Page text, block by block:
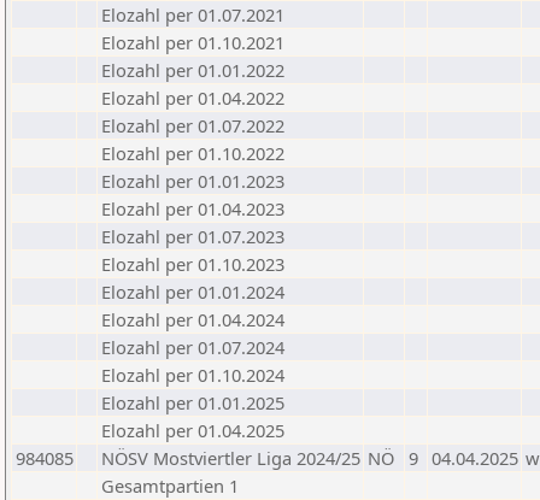
Elozahl per 01.07.2021
Elozahl per 01.10.2021
Elozahl per 01.01.2022
Elozahl per 01.04.2022
Elozahl per 01.07.2022
Elozahl per 01.10.2022
Elozahl per 01.01.2023
Elozahl per 01.04.2023
Elozahl per 01.07.2023
Elozahl per 01.10.2023
Elozahl per 01.01.2024
Elozahl per 01.04.2024
Elozahl per 01.07.2024
Elozahl per 01.10.2024
Elozahl per 01.01.2025
Elozahl per 01.04.2025
984085
NÖSV Mostviertler Liga 2024/25 NÖ 9 04.04.2025 w
Gesamtpartien 1